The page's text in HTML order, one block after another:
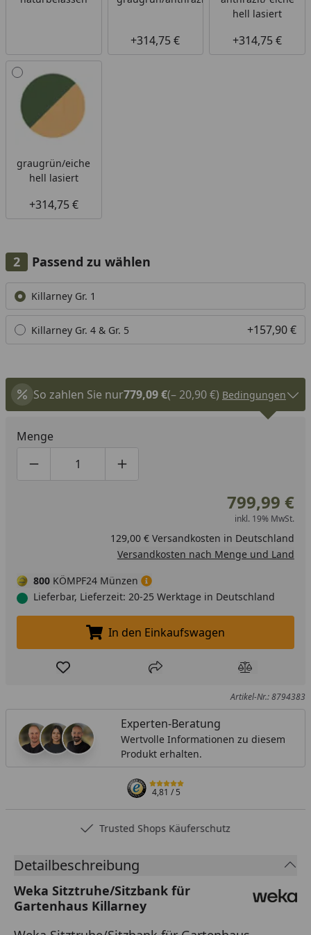
+314,75 €
hell lasiert
+314,75 €
graugrün/eiche
hell lasiert
+314,75 €
Passend zu wählen
Alle anzeigen (2)
Killarney Gr. 1
Killarney Gr. 4 & Gr. 5 +157,90 €
So zahlen Sie nur779,09 €(– 20,90 €) Bedingungen
Menge
Produktmenge um eins verringern
Produktmenge manuell eingeben
Produktmenge um eins erhöhen
799,99 €
inkl. 19% MwSt.
129,00 € Versandkosten in Deutschland
Versandkosten nach Menge und Land
800 KÖMPF24 Münzen
Lieferbar, Lieferzeit: 20-25 Werktage in Deutschland
In den Einkaufswagen legen
In den Einkaufswagen
Produkt zur Wunschliste hinzufügen
Teilen Produkt
Artikel-Nr.: 8794383
Experten-Beratung
Wertvolle Informationen zu diesem
Produkt erhalten.
4,81/ 5
Trusted Shops Käuferschutz
Detailbeschreibung
Weka Sitztruhe/Sitzbank für
Gartenhaus Killarney